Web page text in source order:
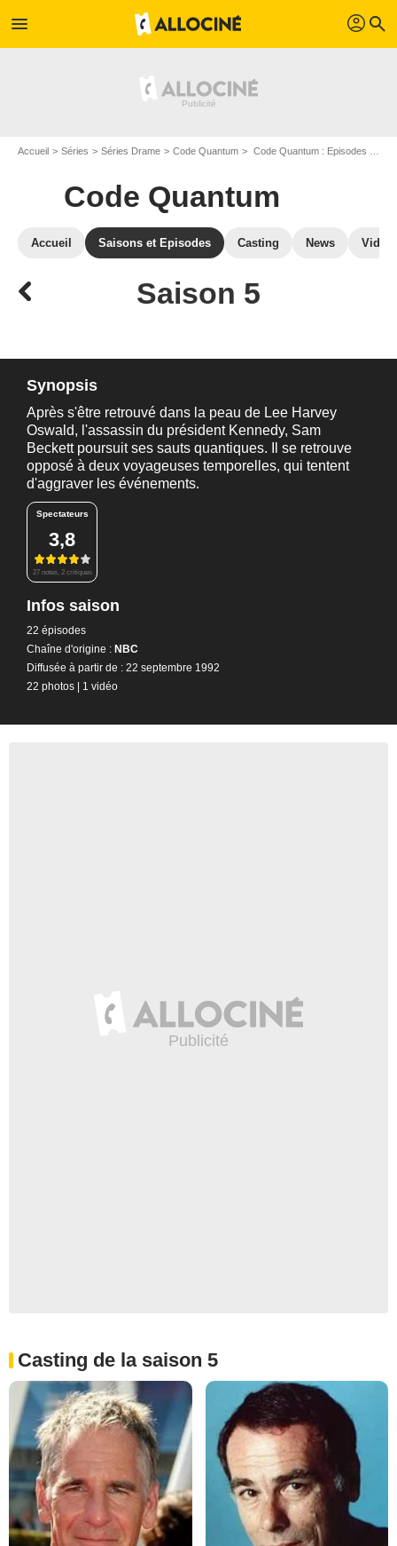
menu profil search
Accueil Séries Séries Drame Code Quantum Code Quantum : Episodes de la saison 5
Code Quantum
Accueil Saisons et Episodes Casting News
Saison 5
Synopsis
Après s'être retrouvé dans la peau de Lee Harvey
Oswald, l'assassin du président Kennedy, Sam
Beckett poursuit ses sauts quantiques. Il se retrouve
opposé à deux voyageuses temporelles, qui tentent
d'aggraver les événements.
Spectateurs
3,8
27 notes, 2 critiques
Infos saison
22 épisodes
Chaîne d'origine : NBC
Diffusée à partir de : 22 septembre 1992
22 photos | 1 vidéo
Casting de la saison 5